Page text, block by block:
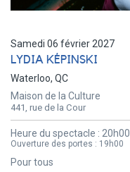
Samedi 06 février 2027
LYDIA KÉPINSKI
Waterloo, QC
Maison de la Culture
441, rue de la Cour
Heure du spectacle : 20h00
Ouverture des portes : 19h00
Pour tous